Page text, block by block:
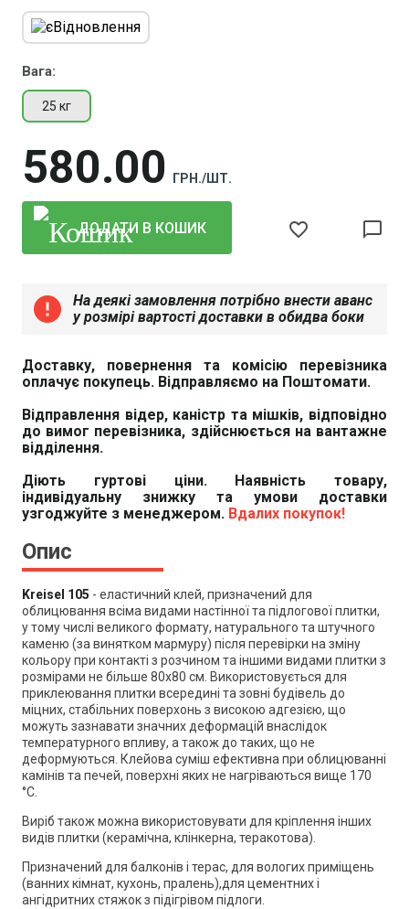
Вага:
25 кг
580 00 ГРН./ШТ.
ДОДАТИ В КОШИК favorite_border chat_bubble_outline
error
На деякі замовлення потрібно внести аванс
у розмірі вартості доставки в обидва боки
Доставку, повернення та комісію перевізника
оплачує покупець. Відправляємо на Поштомати.
Відправлення відер, каністр та мішків, відповідно
до вимог перевізника, здійснюється на вантажне
відділення.
Діють гуртові ціни. Наявність товару,
індивідуальну знижку та умови доставки
узгоджуйте з менеджером. Вдалих покупок!
Опис
Kreisel 105 - еластичний клей, призначений для
облицювання всіма видами настінної та підлогової плитки,
у тому числі великого формату, натурального та штучного
каменю (за винятком мармуру) після перевірки на зміну
кольору при контакті з розчином та іншими видами плитки з
розмірами не більше 80х80 см. Використовується для
приклеювання плитки всередині та зовні будівель до
міцних, стабільних поверхонь з високою адгезією, що
можуть зазнавати значних деформацій внаслідок
температурного впливу, а також до таких, що не
деформуються. Клейова суміш ефективна при облицюванні
камінів та печей, поверхні яких не нагріваються вище 170
°С.
Виріб також можна використовувати для кріплення інших
видів плитки (керамічна, клінкерна, теракотова).
Призначений для балконів і терас, для вологих приміщень
(ванних кімнат, кухонь, пралень),для цементних і
ангідритних стяжок з підігрівом підлоги.